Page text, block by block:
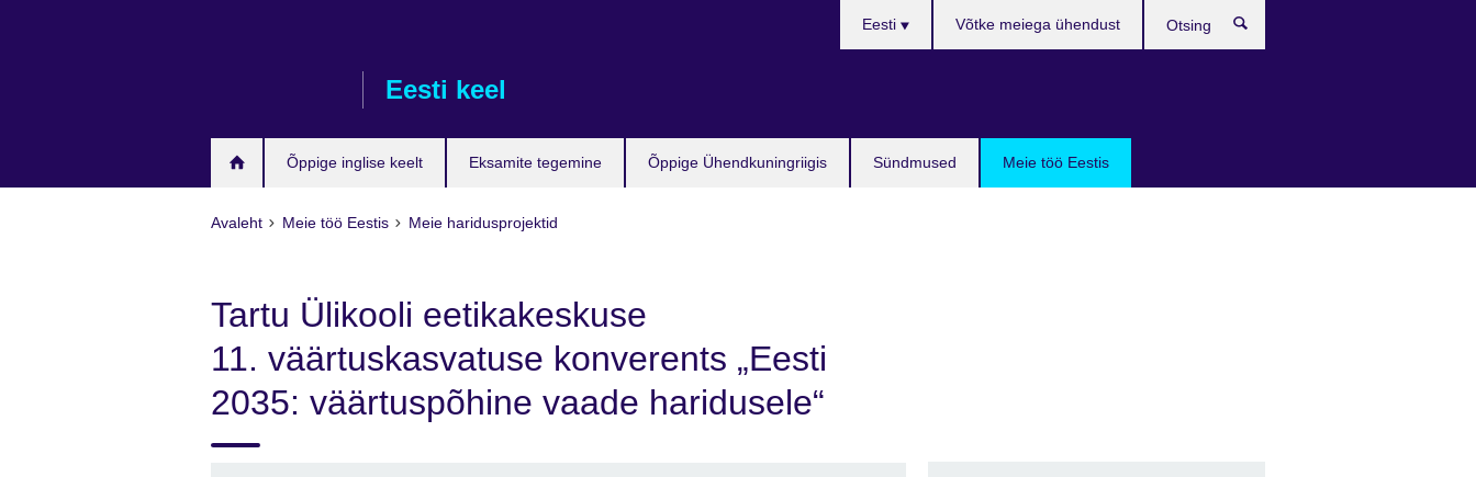
Eesti keel
Õppige inglise keelt Eksamite tegemine Õppige Ühendkuningriigis Sündmused Meie töö Eestis
Eesti Võtke meiega ühendust
Avaleht Meie töö Eestis Meie haridusprojektid
Tartu Ülikooli eetikakeskuse
11. väärtuskasvatuse konverents „Eesti
2035: väärtuspõhine vaade haridusele“